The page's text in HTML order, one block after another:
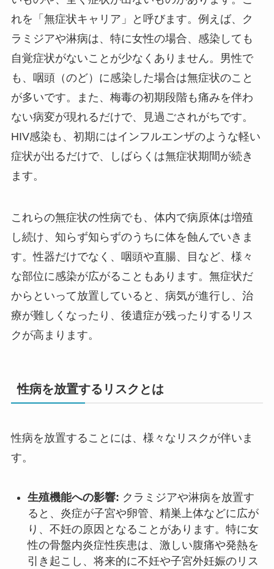
れを「無症状キャリア」と呼びます。例えば、ク
ラミジアや淋病は、特に女性の場合、感染しても
自覚症状がないことが少なくありません。男性で
も、咽頭（のど）に感染した場合は無症状のこと
が多いです。また、梅毒の初期段階も痛みを伴わ
ない病変が現れるだけで、見過ごされがちです。
HIV感染も、初期にはインフルエンザのような軽い
症状が出るだけで、しばらくは無症状期間が続き
ます。
これらの無症状の性病でも、体内で病原体は増殖
し続け、知らず知らずのうちに体を蝕んでいきま
す。性器だけでなく、咽頭や直腸、目など、様々
な部位に感染が広がることもあります。無症状だ
からといって放置していると、病気が進行し、治
療が難しくなったり、後遺症が残ったりするリス
クが高まります。
性病を放置するリスクとは
性病を放置することには、様々なリスクが伴いま
す。
生殖機能への影響: クラミジアや淋病を放置す
ると、炎症が子宮や卵管、精巣上体などに広が
り、不妊の原因となることがあります。特に女
性の骨盤内炎症性疾患は、激しい腹痛や発熱を
引き起こし、将来的に不妊や子宮外妊娠のリス